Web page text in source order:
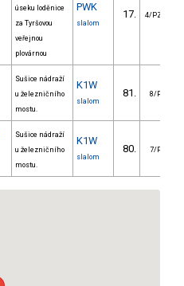
úseku loděnice
za Tyršovou
veřejnou
plovárnou
PWK
slalom
17. 4/PZZ
Sušice nádraží
u železničního
mostu.
K1W
slalom
81. 8/PZ
Sušice nádraží
u železničního
mostu.
K1W
slalom
80. 7/PZ